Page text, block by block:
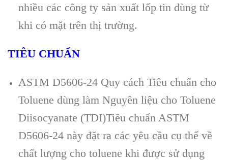
nhiều các công ty sản xuất lốp tin dùng từ
khi có mặt trên thị trường.
TIÊU CHUẨN
ASTM D5606-24 Quy cách Tiêu chuẩn cho
Toluene dùng làm Nguyên liệu cho Toluene
Diisocyanate (TDI)Tiêu chuẩn ASTM
D5606-24 này đặt ra các yêu cầu cụ thể về
chất lượng cho toluene khi được sử dụng